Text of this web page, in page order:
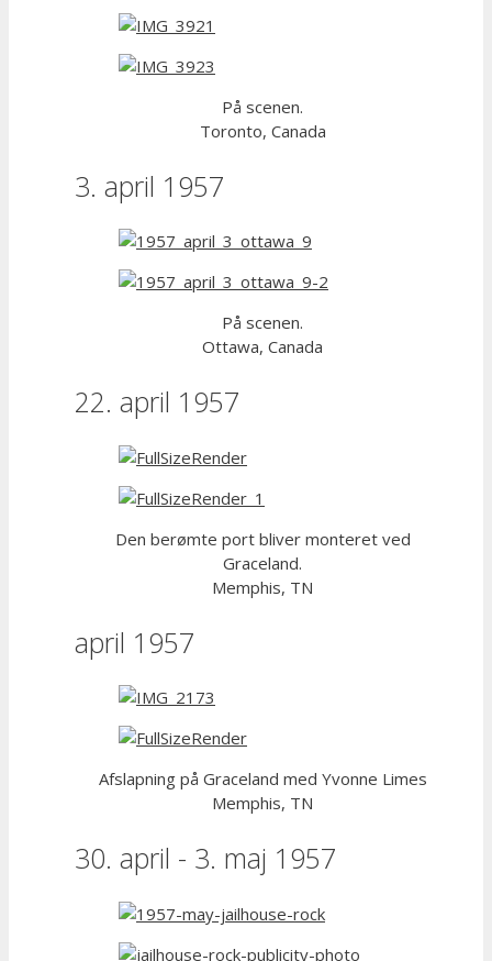
På scenen.
Toronto, Canada
3. april 1957
På scenen.
Ottawa, Canada
22. april 1957
Den berømte port bliver monteret ved
Graceland.
Memphis, TN
april 1957
Afslapning på Graceland med Yvonne Limes
Memphis, TN
30. april - 3. maj 1957